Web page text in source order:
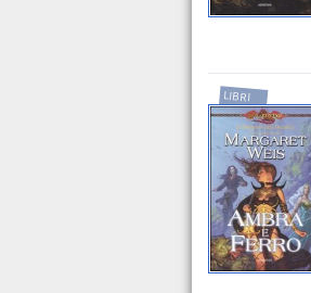
LIBRI